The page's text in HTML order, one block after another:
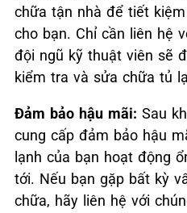
chữa tận nhà để tiết
cho bạn. Chỉ cần liên hệ
đội ngũ kỹ thuật viên sẽ
kiểm tra và sửa chữa tủ
Đảm bảo hậu mãi: Sau
cung cấp đảm bảo hậu
lạnh của bạn hoạt động
tới. Nếu bạn gặp bất kỳ
chữa, hãy liên hệ với